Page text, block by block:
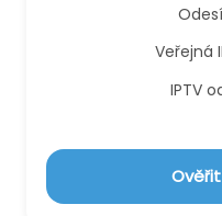
Veřejná
IPTV